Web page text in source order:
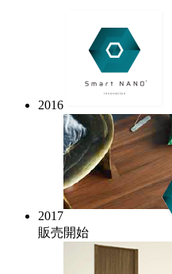
2016
2017
販売開始